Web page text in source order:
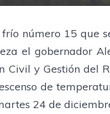
número 15 que
el gobernador
y Gestión del
de
24 de